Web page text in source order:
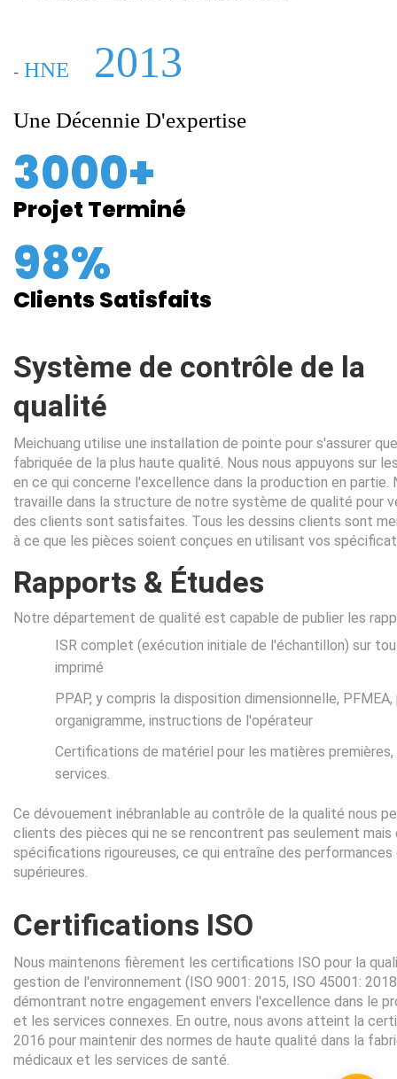
- HNE 2013
Une Décennie D'expertise
3000+
Projet Terminé
98%
Clients Satisfaits
Système de contrôle de la
qualité
Meichuang utilise une installation de pointe pour s'assurer
fabriquée de la plus haute qualité. Nous nous appuyons sur
en ce qui concerne l'excellence dans la production en
travaille dans la structure de notre système de qualité pour
des clients sont satisfaites. Tous les dessins clients sont
à ce que les pièces soient conçues en utilisant vos
Rapports & Études
Notre département de qualité est capable de publier les
ISR complet (exécution initiale de l'échantillon) sur
imprimé
PPAP, y compris la disposition dimensionnelle,
organigramme, instructions de l'opérateur
Certifications de matériel pour les matières
services.
Ce dévouement inébranlable au contrôle de la qualité nous
clients des pièces qui ne se rencontrent pas seulement
spécifications rigoureuses, ce qui entraîne des
supérieures.
Certifications ISO
Nous maintenons fièrement les certifications ISO pour la
gestion de l'environnement (ISO 9001: 2015, ISO 45001:
démontrant notre engagement envers l'excellence dans le
et les services connexes. En outre, nous avons atteint la
2016 pour maintenir des normes de haute qualité dans la
médicaux et les services de santé.